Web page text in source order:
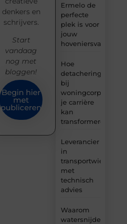
Ermelo de
perfecte
plek is voor
jouw
Hoe
detachering
bij
woningcorporaties
je carrière
kan
transformeren
Leverancier
in
transportwielen
met
technisch
advies
Waarom
watersnijden
denkers en
schrijvers.
Start
vandaag
nog met
bloggen!
Begin hier
met
publiceren